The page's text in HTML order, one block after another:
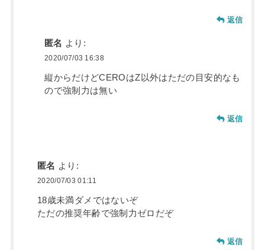
返信
匿名 より:
2020/07/03 16:38
縦からだけどCEROはZ以外はただの目安的なも
ので強制力は無い
返信
匿名 より:
2020/07/03 01:11
18歳未満ダメではないぞ
ただの推奨年齢で強制力ゼロだぞ
返信